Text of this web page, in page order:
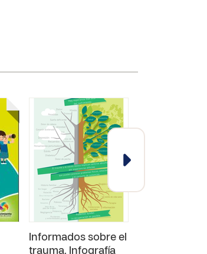
Informados sobre el
trauma. Infografía